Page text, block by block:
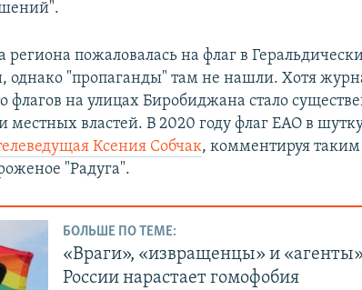
региона пожаловалась на флаг в
однако "пропаганды" там не нашли. Хотя
флагов на улицах Биробиджана стало
местных властей. В 2020 году флаг ЕАО в
Ксения Собчак, комментируя
"Радуга".
БОЛЬШЕ ПО ТЕМЕ:
«Враги», «извращенцы» и
России нарастает гомофобия